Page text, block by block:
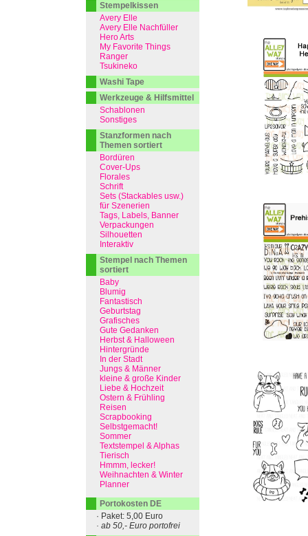
Stempelkissen
Avery Elle
Avery Elle Nachfüller
Hero Arts
My Favorite Things
Ranger
Tsukineko
Washi Tape
Werkzeuge & Hilfsmittel
Schablonen
Sonstiges
Stanzformen nach
Themen sortiert
Bordüren
Cover-Ups
Florales
Schrift
Sets (Stackables usw.)
für Szenerien
Tags, Labels, Banner
Verpackungen
Silhouetten
Interaktiv
Stempel nach Themen
sortiert
Baby
Blumig
Fantastisch
Geburtstag
Grafisches
Gute Gedanken
Herbst & Halloween
Hintergründe
In der Stadt
Jungs & Männer
kleine & große Kinder
Liebe & Hochzeit
Ostern & Frühling
Reisen
Scrapbooking
Selbstgemacht!
Sommer
Textstempel & Alphas
Tierisch
Hmmm, lecker!
Weihnachten & Winter
Planner
Portokosten DE
· Paket: 5,00 Euro
· ab 50,- Euro portofrei